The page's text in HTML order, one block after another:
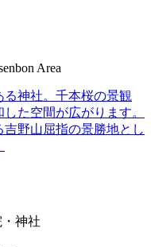
Area
神社。千本桜の景観
た空間が広がります。
野山屈指の景勝地とし
神社